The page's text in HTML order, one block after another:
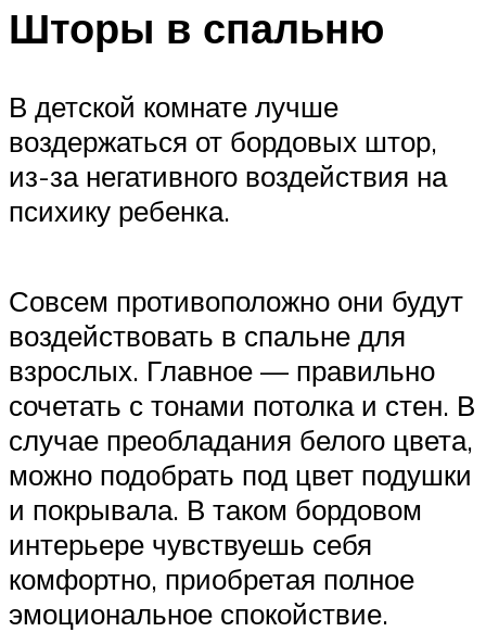
Шторы в спальню
В детской комнате лучше
воздержаться от бордовых штор,
из-за негативного воздействия на
психику ребенка.
Совсем противоположно они будут
воздействовать в спальне для
взрослых. Главное — правильно
сочетать с тонами потолка и стен. В
случае преобладания белого цвета,
можно подобрать под цвет подушки
и покрывала. В таком бордовом
интерьере чувствуешь себя
комфортно, приобретая полное
эмоциональное спокойствие.